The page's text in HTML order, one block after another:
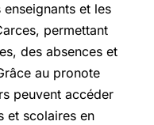
et les
permettant
des absences et
au pronote
peuvent accéder
et scolaires en